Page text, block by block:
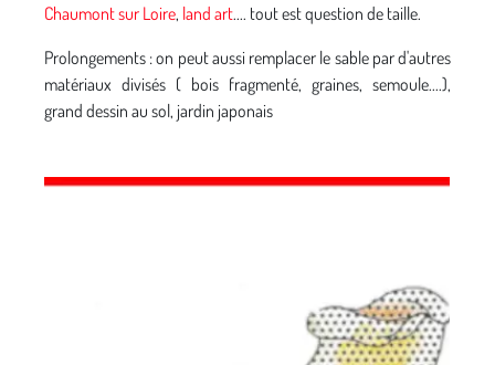
Chaumont sur Loire, land art.... tout est question de taille.
Prolongements : on peut aussi remplacer le sable par d'autres
matériaux divisés ( bois fragmenté, graines, semoule....),
grand dessin au sol, jardin japonais